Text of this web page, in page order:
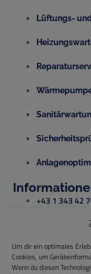
Um dir ein optimales
Cookies, um
Wenn du diesen
Lüftungs-
+43 1 343 42
office@isg-